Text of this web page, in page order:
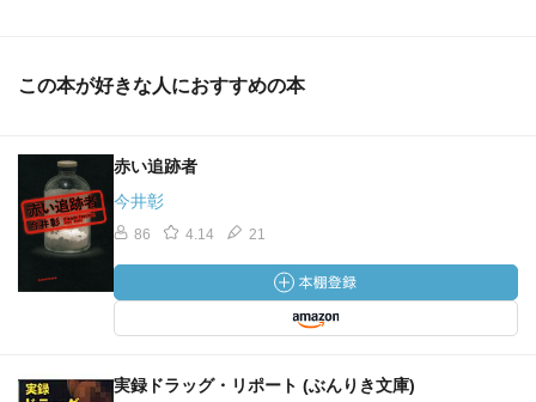
この本が好きな人におすすめの本
赤い追跡者
今井彰
86 4.14 21
実録ドラッグ・リポート (ぶんりき文庫)